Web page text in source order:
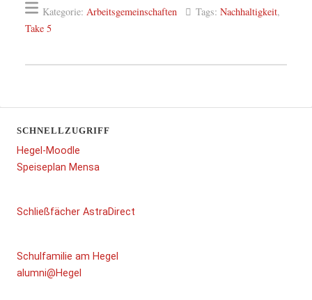
Kategorie: Arbeitsgemeinschaften Tags: Nachhaltigkeit,
Take 5
SCHNELLZUGRIFF
Hegel-Moodle
Speiseplan Mensa
Schließfächer AstraDirect
Schulfamilie am Hegel
alumni@Hegel